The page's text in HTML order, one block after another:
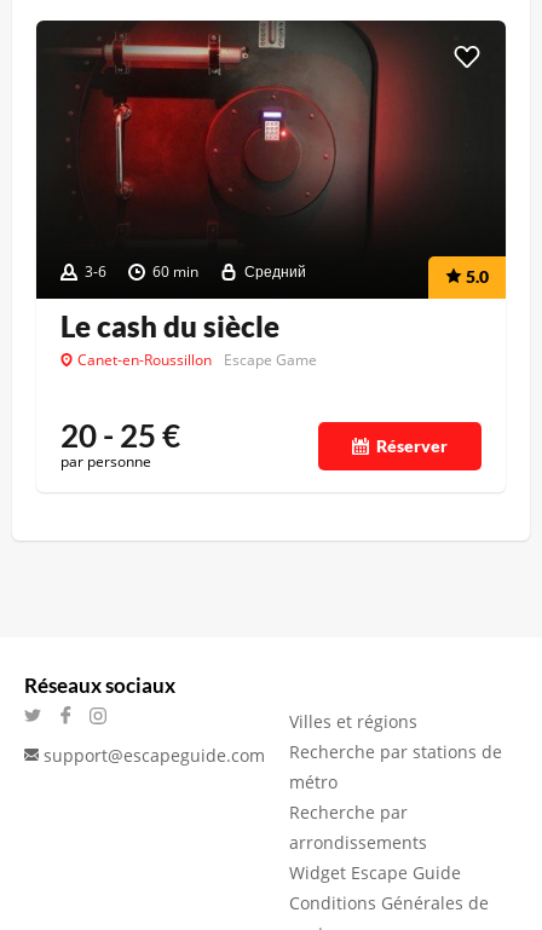
3-6 60 min Средний 5.0
Le cash du siècle
Canet-en-Roussillon Escape Game
20 - 25€
par personne
Réserver
Réseaux sociaux
support@escapeguide.com
Villes et régions
Recherche par stations de
métro
Recherche par
arrondissements
Widget Escape Guide
Conditions Générales de